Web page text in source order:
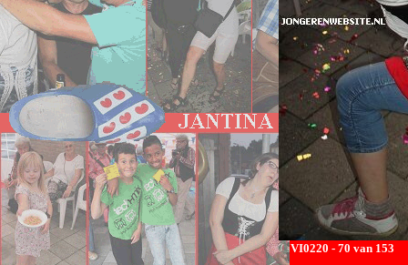
VI0220 - 70 van 153